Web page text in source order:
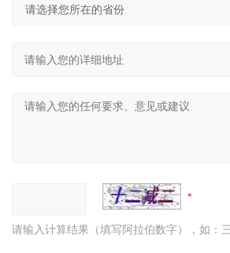
请输入计算结果（填写阿拉伯数字），如：